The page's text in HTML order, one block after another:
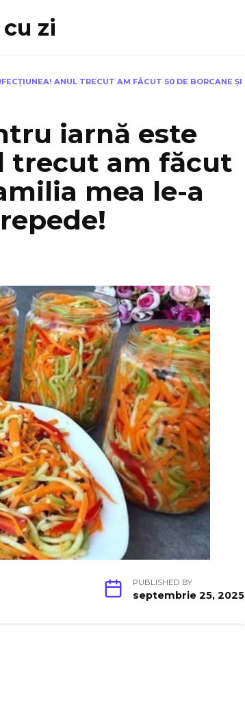
zi
ANUL TRECUT AM FĂCUT 50 DE BORCANE ȘI
iarnă este
trecut am făcut
mea le-a
PUBLISHED BY
septembrie 25, 2025